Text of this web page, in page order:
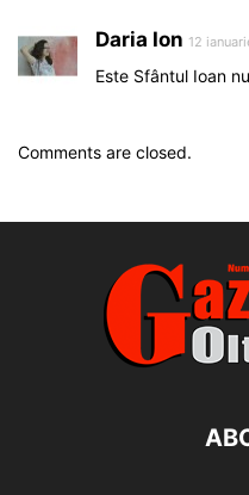
Daria Ion 12
Este Sfântul Ioan
Comments are closed.